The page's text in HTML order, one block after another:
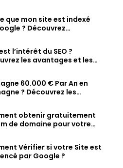
performances : Google Ads,
&#038; Instagram.
sur Google, Attirez des clients
et sur Maps.
que mon site est indexé
? Découvrez
en ligne
l’intérêt du SEO ?
les avantages et les
SEO bien optimisée
60.000 € Par An en
? Découvrez les
des jeunes diplômés.
obtenir gratuitement
de domaine pour votre
Vérifier si votre Site est
par Google ?